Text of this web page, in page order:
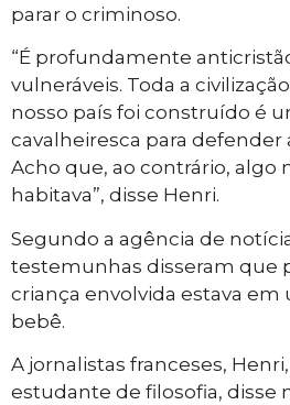
parar o criminoso.
“É profundamente
vulneráveis. Toda a
nosso país foi construído é
cavalheiresca para defender
Acho que, ao contrário, algo
habitava”, disse Henri.
Segundo a agência de
testemunhas disseram que
criança envolvida estava em
bebê.
A jornalistas franceses,
estudante de filosofia, disse